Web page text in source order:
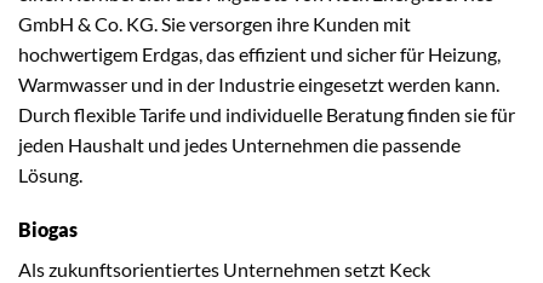
GmbH & Co. KG. Sie versorgen ihre Kunden mit
hochwertigem Erdgas, das effizient und sicher für Heizung,
Warmwasser und in der Industrie eingesetzt werden kann.
Durch flexible Tarife und individuelle Beratung finden sie für
jeden Haushalt und jedes Unternehmen die passende
Lösung.
Biogas
Als zukunftsorientiertes Unternehmen setzt Keck